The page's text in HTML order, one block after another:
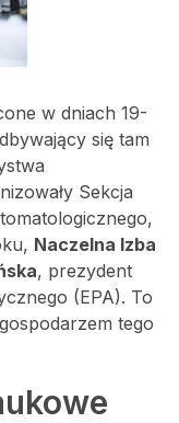
w dniach 19-
się tam
Sekcja
Naczelna Izba
, prezydent
(EPA). To
tego